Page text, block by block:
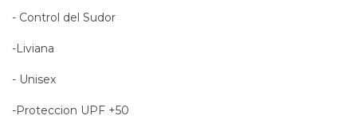
- Control del Sudor
-Liviana
- Unisex
-Proteccion UPF +50